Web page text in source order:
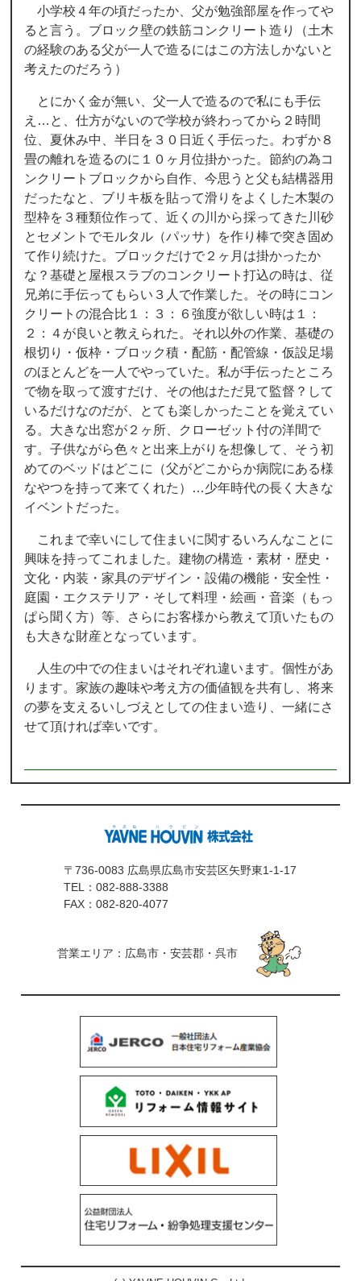
小学校４年の頃だったか、父が勉強部屋を作ってや
ると言う。ブロック壁の鉄筋コンクリート造り（土木
の経験のある父が一人で造るにはこの方法しかないと
考えたのだろう）
とにかく金が無い、父一人で造るので私にも手伝
え…と、仕方がないので学校が終わってから２時間
位、夏休み中、半日を３０日近く手伝った。わずか８
畳の離れを造るのに１０ヶ月位掛かった。節約の為コ
ンクリートブロックから自作、今思うと父も結構器用
だったなと、ブリキ板を貼って滑りをよくした木製の
型枠を３種類位作って、近くの川から採ってきた川砂
とセメントでモルタル（パッサ）を作り棒で突き固め
て作り続けた。ブロックだけで２ヶ月は掛かったか
な？基礎と屋根スラブのコンクリート打込の時は、従
兄弟に手伝ってもらい３人で作業した。その時にコン
クリートの混合比１：３：６強度が欲しい時は１：
２：４が良いと教えられた。それ以外の作業、基礎の
根切り・仮枠・ブロック積・配筋・配管線・仮設足場
のほとんどを一人でやっていた。私が手伝ったところ
で物を取って渡すだけ、その他はただ見て監督？して
いるだけなのだが、とても楽しかったことを覚えてい
る。大きな出窓が２ヶ所、クローゼット付の洋間で
す。子供ながら色々と出来上がりを想像して、そう初
めてのベッドはどこに（父がどこからか病院にある様
なやつを持って来てくれた）…少年時代の長く大きな
イベントだった。
これまで幸いにして住まいに関するいろんなことに
興味を持ってこれました。建物の構造・素材・歴史・
文化・内装・家具のデザイン・設備の機能・安全性・
庭園・エクステリア・そして料理・絵画・音楽（もっ
ぱら聞く方）等、さらにお客様から教えて頂いたもの
も大きな財産となっています。
人生の中での住まいはそれぞれ違います。個性があ
ります。家族の趣味や考え方の価値観を共有し、将来
の夢を支えるいしづえとしての住まい造り、一緒にさ
せて頂ければ幸いです。
〒736-0083 広島県広島市安芸区矢野東1-1-17
TEL：082-888-3388
FAX：082-820-4077
営業エリア：広島市・安芸郡・呉市